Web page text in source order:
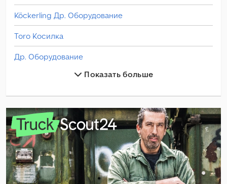
Köckerling Др. Оборудование
Toro Косилка
Др. Оборудование
Другие 3-Сторонний Самосвал
Другие Др. Оборудование
Другие Классические Авто
Другие Коммунальная/Спецтехника
Другие Косилка
Другие Кузов-Цистерна
Показать больше